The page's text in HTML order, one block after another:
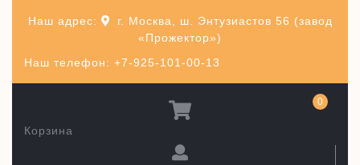
Наш телефон: +7-925-101-00-13
Наш адрес:
г. Москва, ш. Энтузиастов 56 (завод
«Прожектор»)
Корзина
0